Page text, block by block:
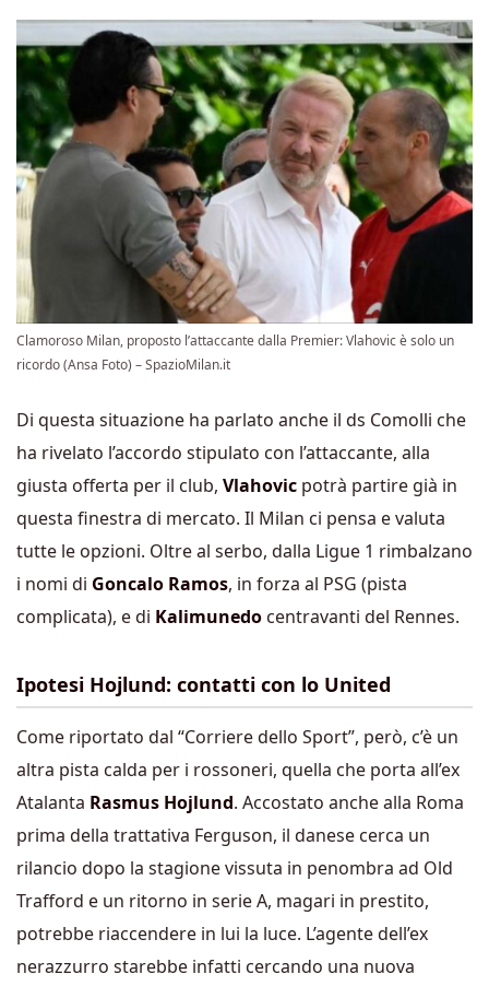
Clamoroso Milan, proposto l’attaccante dalla Premier: Vlahovic è solo un
ricordo (Ansa Foto) – SpazioMilan.it
Di questa situazione ha parlato anche il ds Comolli che
ha rivelato l’accordo stipulato con l’attaccante, alla
giusta offerta per il club, Vlahovic potrà partire già in
questa finestra di mercato. Il Milan ci pensa e valuta
tutte le opzioni. Oltre al serbo, dalla Ligue 1 rimbalzano
i nomi di Goncalo Ramos, in forza al PSG (pista
complicata), e di Kalimunedo centravanti del Rennes.
Ipotesi Hojlund: contatti con lo United
Come riportato dal “Corriere dello Sport”, però, c’è un
altra pista calda per i rossoneri, quella che porta all’ex
Atalanta Rasmus Hojlund. Accostato anche alla Roma
prima della trattativa Ferguson, il danese cerca un
rilancio dopo la stagione vissuta in penombra ad Old
Trafford e un ritorno in serie A, magari in prestito,
potrebbe riaccendere in lui la luce. L’agente dell’ex
nerazzurro starebbe infatti cercando una nuova